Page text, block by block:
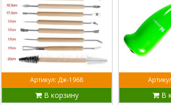
Артикул: Дж-1968
В корзину
В